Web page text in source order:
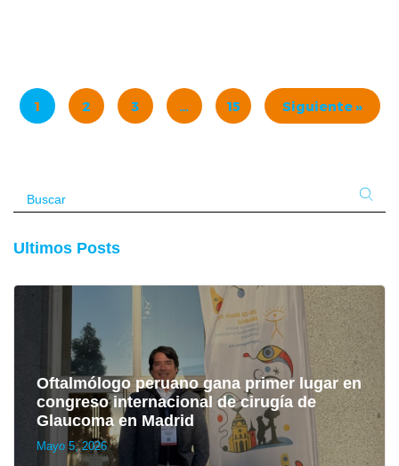
1 2 3 … 15 Siguiente »
Ultimos Posts
Oftalmólogo peruano gana primer lugar en
congreso internacional de cirugía de
Glaucoma en Madrid
Mayo 5, 2026